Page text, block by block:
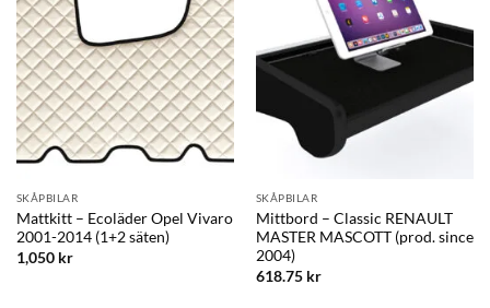
SKÅPBILAR
Mattkitt – Ecoläder Opel Vivaro
2001-2014 (1+2 säten)
1,050 kr
SKÅPBILAR
Mittbord – Classic RENAULT
MASTER MASCOTT (prod. since
2004)
618.75 kr